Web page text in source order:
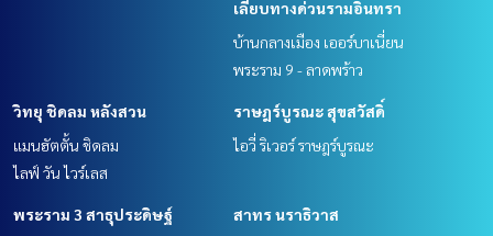
เลียบทางด่วนรามอินทรา
บ้านกลางเมือง เออร์บาเนี่ยน
พระราม 9 - ลาดพร้าว
วิทยุ ชิดลม หลังสวน
แมนฮัตตั้น ชิดลม
ไลฟ์ วัน ไวร์เลส
ราษฎร์บูรณะ สุขสวัสดิ์
ไอวี่ ริเวอร์ ราษฎร์บูรณะ
พระราม 3 สาธุประดิษฐ์
สาทร นราธิวาส